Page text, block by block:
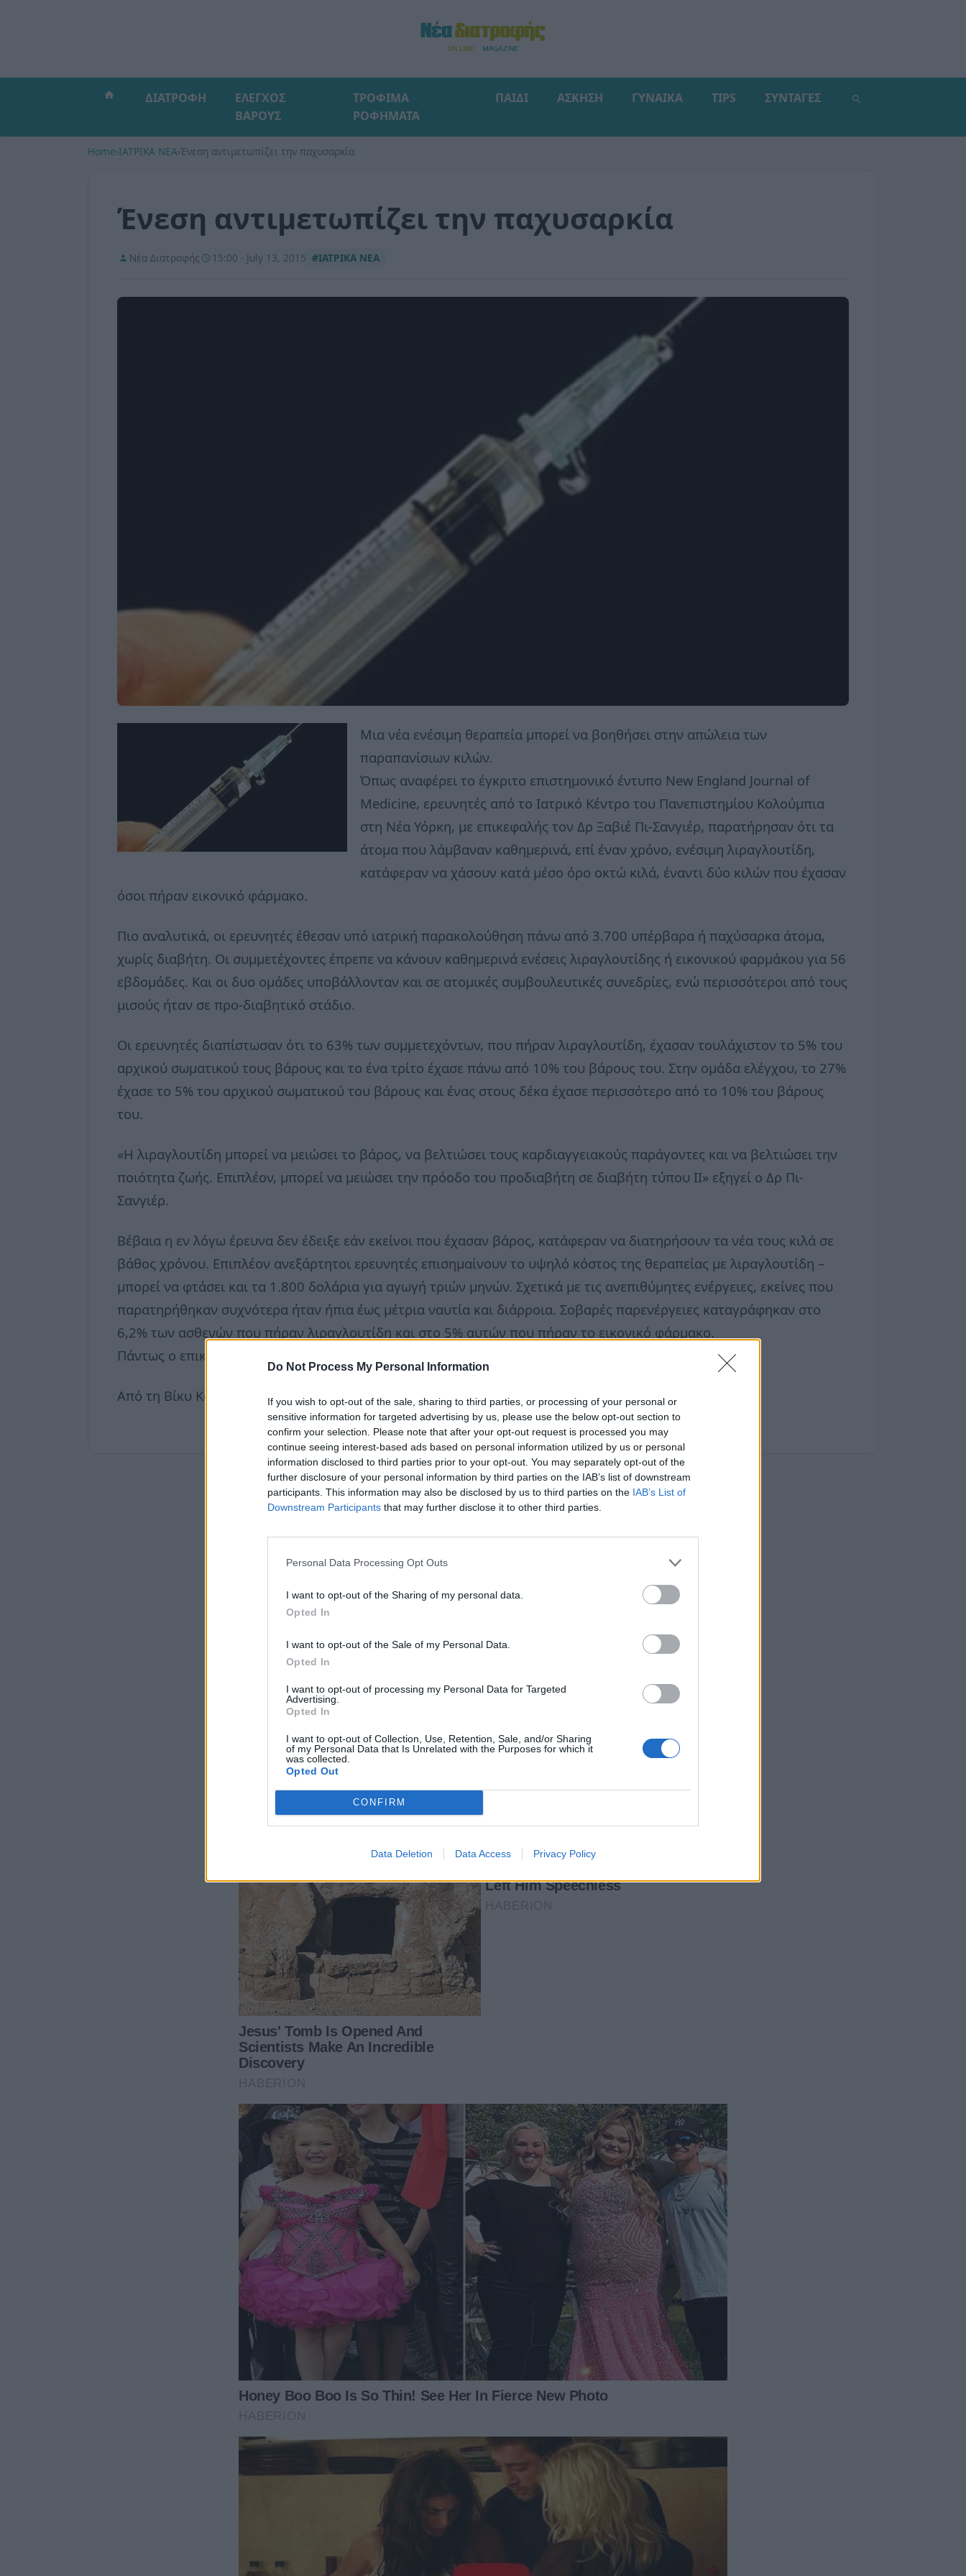
Do Not Process My Personal Information
If you wish to opt-out of the sale, sharing to third parties, or processing of your personal or
sensitive information for targeted advertising by us, please use the below opt-out section to
confirm your selection. Please note that after your opt-out request is processed you may
continue seeing interest-based ads based on personal information utilized by us or personal
information disclosed to third parties prior to your opt-out. You may separately opt-out of the
further disclosure of your personal information by third parties on the IAB’s list of downstream
participants. This information may also be disclosed by us to third parties on the IAB’s List of
Downstream Participants that may further disclose it to other third parties.
Personal Data Processing Opt Outs
I want to opt-out of the Sharing of my personal data.
Opted In
I want to opt-out of the Sale of my Personal Data.
Opted In
I want to opt-out of processing my Personal Data for Targeted
Advertising.
Opted In
I want to opt-out of Collection, Use, Retention, Sale, and/or Sharing
of my Personal Data that Is Unrelated with the Purposes for which it
was collected.
Opted Out
CONFIRM
Data Deletion Data Access Privacy Policy
ΔΙΑΤΡΟΦΗ
ΕΛΕΓΧΟΣ
ΒΑΡΟΥΣ
ΤΡΟΦΙΜΑ
ΡΟΦΗΜΑΤΑ
ΠΑΙΔΙ ΑΣΚΗΣΗ ΓΥΝΑΙΚΑ TIPS ΣΥΝΤΑΓΕΣ
Home›ΙΑΤΡΙΚΑ ΝΕΑ›Ένεση αντιμετωπίζει την παχυσαρκία
Ένεση αντιμετωπίζει την παχυσαρκία
Νέα Διατροφής 15:00 - July 13, 2015 #ΙΑΤΡΙΚΑ ΝΕΑ
Μια νέα ενέσιμη θεραπεία μπορεί να βοηθήσει στην απώλεια των
παραπανίσιων κιλών.
Όπως αναφέρει το έγκριτο επιστημονικό έντυπο New England Journal of
Medicine, ερευνητές από το Ιατρικό Κέντρο του Πανεπιστημίου Κολούμπια
στη Νέα Υόρκη, με επικεφαλής τον Δρ Ξαβιέ Πι-Σανγιέρ, παρατήρησαν ότι τα
άτομα που λάμβαναν καθημερινά, επί έναν χρόνο, ενέσιμη λιραγλουτίδη,
κατάφεραν να χάσουν κατά μέσο όρο οκτώ κιλά, έναντι δύο κιλών που έχασαν
όσοι πήραν εικονικό φάρμακο.
Πιο αναλυτικά, οι ερευνητές έθεσαν υπό ιατρική παρακολούθηση πάνω από 3.700 υπέρβαρα ή παχύσαρκα άτομα,
χωρίς διαβήτη. Οι συμμετέχοντες έπρεπε να κάνουν καθημερινά ενέσεις λιραγλουτίδης ή εικονικού φαρμάκου για 56
εβδομάδες. Και οι δυο ομάδες υποβάλλονταν και σε ατομικές συμβουλευτικές συνεδρίες, ενώ περισσότεροι από τους
μισούς ήταν σε προ-διαβητικό στάδιο.
Οι ερευνητές διαπίστωσαν ότι το 63% των συμμετεχόντων, που πήραν λιραγλουτίδη, έχασαν τουλάχιστον το 5% του
αρχικού σωματικού τους βάρους και το ένα τρίτο έχασε πάνω από 10% του βάρους του. Στην ομάδα ελέγχου, το 27%
έχασε το 5% του αρχικού σωματικού του βάρους και ένας στους δέκα έχασε περισσότερο από το 10% του βάρους
του.
«Η λιραγλουτίδη μπορεί να μειώσει το βάρος, να βελτιώσει τους καρδιαγγειακούς παράγοντες και να βελτιώσει την
ποιότητα ζωής. Επιπλέον, μπορεί να μειώσει την πρόοδο του προδιαβήτη σε διαβήτη τύπου ΙΙ» εξηγεί ο Δρ Πι-
Σανγιέρ.
Βέβαια η εν λόγω έρευνα δεν έδειξε εάν εκείνοι που έχασαν βάρος, κατάφεραν να διατηρήσουν τα νέα τους κιλά σε
βάθος χρόνου. Επιπλέον ανεξάρτητοι ερευνητές επισημαίνουν το υψηλό κόστος της θεραπείας με λιραγλουτίδη –
μπορεί να φτάσει και τα 1.800 δολάρια για αγωγή τριών μηνών. Σχετικά με τις ανεπιθύμητες ενέργειες, εκείνες που
παρατηρήθηκαν συχνότερα ήταν ήπια έως μέτρια ναυτία και διάρροια. Σοβαρές παρενέργειες καταγράφηκαν στο
6,2% των ασθενών που πήραν λιραγλουτίδη και στο 5% αυτών που πήραν το εικονικό φάρμακο.
Πάντως ο επικεφαλής της μελέτης ξεκαθαρίζει ότι η ενέσιμη λιραγλουτίδη δεν είναι για όλους.
Από τη Βίκυ Καρατζαφέρη, υπεύθυνη θεμάτων υγείας neadiatrofis.gr